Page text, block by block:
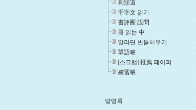
利頒道
千字文 읽기
書評團 設問
冊 읽는 中
알라딘 빈틈채우기
單語帳
[스크랩] 推薦 페이퍼
練習帳
방명록